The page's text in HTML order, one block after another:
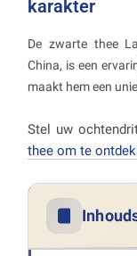
karakter
De zwarte thee
China, is een
maakt hem een
Stel uw
thee om te